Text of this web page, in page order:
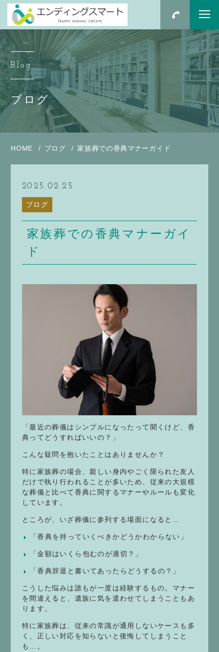
Blog
ブログ
HOME ブログ 家族葬での香典マナーガイド
2025.02.25
ブログ
家族葬での香典マナーガイ
ド
「最近の葬儀はシンプルになったって聞くけど、香
典ってどうすればいいの？」
こんな疑問を抱いたことはありませんか？
特に家族葬の場合、親しい身内やごく限られた友人
だけで執り行われることが多いため、従来の大規模
な葬儀と比べて香典に関するマナーやルールも変化
しています。
ところが、いざ葬儀に参列する場面になると…
「香典を持っていくべきかどうかわからない」
「金額はいくら包むのが適切？」
「香典辞退と書いてあったらどうするの？」
こうした悩みは誰もが一度は経験するもの。マナー
を間違えると、遺族に気を遣わせてしまうこともあ
ります。
特に家族葬は、従来の常識が通用しないケースも多
く、正しい対応を知らないと後悔してしまうこと
も…。